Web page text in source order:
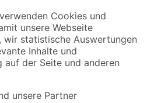
und Aktionen mehr verpassen!